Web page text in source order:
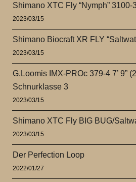
Shimano XTC Fly “Nymph” 3100-
2023/03/15
Shimano Biocraft XR FLY
2023/03/15
G.Loomis IMX-PROc 379-4 7’ 9”
Schnurklasse 3
2023/03/15
Shimano XTC Fly BIG BUG/
2023/03/15
Der Perfection Loop
2022/01/27